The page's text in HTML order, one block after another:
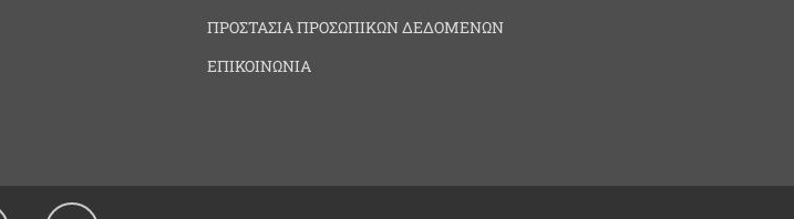
ΠΡΟΣΤΑΣΙΑ ΠΡΟΣΩΠΙΚΩΝ ΔΕΔΟΜΕΝΩΝ
ΕΠΙΚΟΙΝΩΝΙΑ